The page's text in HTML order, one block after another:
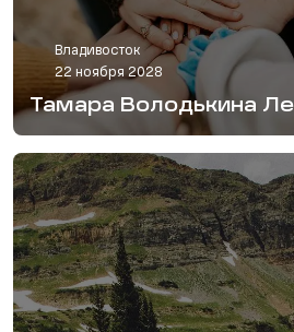
Владивосток
22 ноября 2028
Тамара Володькина